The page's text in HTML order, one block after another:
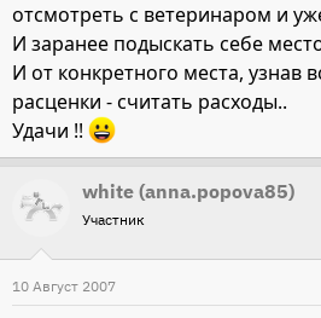
отсмотреть с ветеринаром и
И заранее подыскать себе
И от конкретного места, узнав
расценки - считать расходы..
Удачи !!
white (anna.popova85)
Участник
10 Август 2007